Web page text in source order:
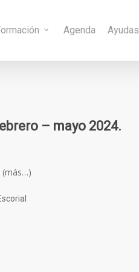
Agenda Ayudas
– mayo 2024.
(más…)